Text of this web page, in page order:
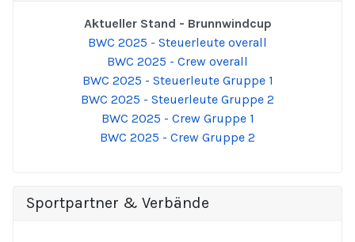
Aktueller Stand - Brunnwindcup
BWC 2025 - Steuerleute overall
BWC 2025 - Crew overall
BWC 2025 - Steuerleute Gruppe 1
BWC 2025 - Steuerleute Gruppe 2
BWC 2025 - Crew Gruppe 1
BWC 2025 - Crew Gruppe 2
Sportpartner & Verbände